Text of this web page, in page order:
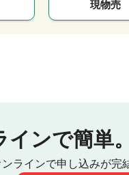
現物売
インで簡単。
ラインで申し込みが完